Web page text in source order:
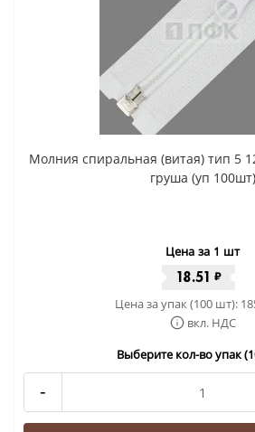
Молния спиральная (витая) тип 5
груша (уп 100шт)
Цена за 1 шт
18.51 ₽
Цена за упак (100 шт):
вкл. НДС
Выберите кол-во упак
-